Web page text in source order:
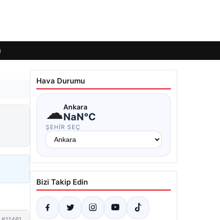
Hava Durumu
☁Ankara
NaN°C
ŞEHIR SEÇ
Bizi Takip Edin